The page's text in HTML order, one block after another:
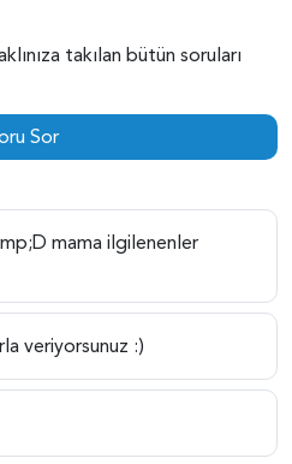
takılan bütün soruları
Sor
mama ilgilenenler
veriyorsunuz :)